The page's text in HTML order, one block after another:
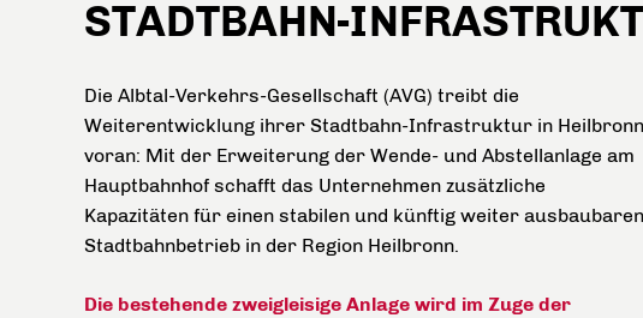
STADTBAHN-
Die Albtal-Verkehrs-Gesellschaft (AVG) treibt die
Weiterentwicklung ihrer Stadtbahn-Infrastruktur in Heilbronn
voran: Mit der Erweiterung der Wende- und Abstellanlage am
Hauptbahnhof schafft das Unternehmen zusätzliche
Kapazitäten für einen stabilen und künftig weiter ausbaubaren
Stadtbahnbetrieb in der Region Heilbronn.
Die bestehende zweigleisige Anlage wird im Zuge der